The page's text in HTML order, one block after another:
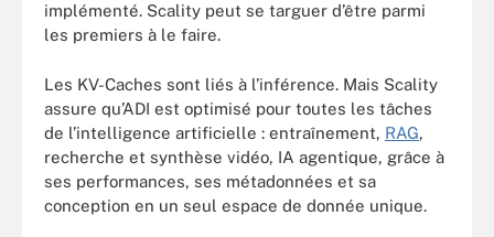
implémenté. Scality peut se targuer d’être parmi
les premiers à le faire.
Les KV-Caches sont liés à l’inférence. Mais Scality
assure qu’ADI est optimisé pour toutes les tâches
de l’intelligence artificielle : entraînement, RAG,
recherche et synthèse vidéo, IA agentique, grâce à
ses performances, ses métadonnées et sa
conception en un seul espace de donnée unique.